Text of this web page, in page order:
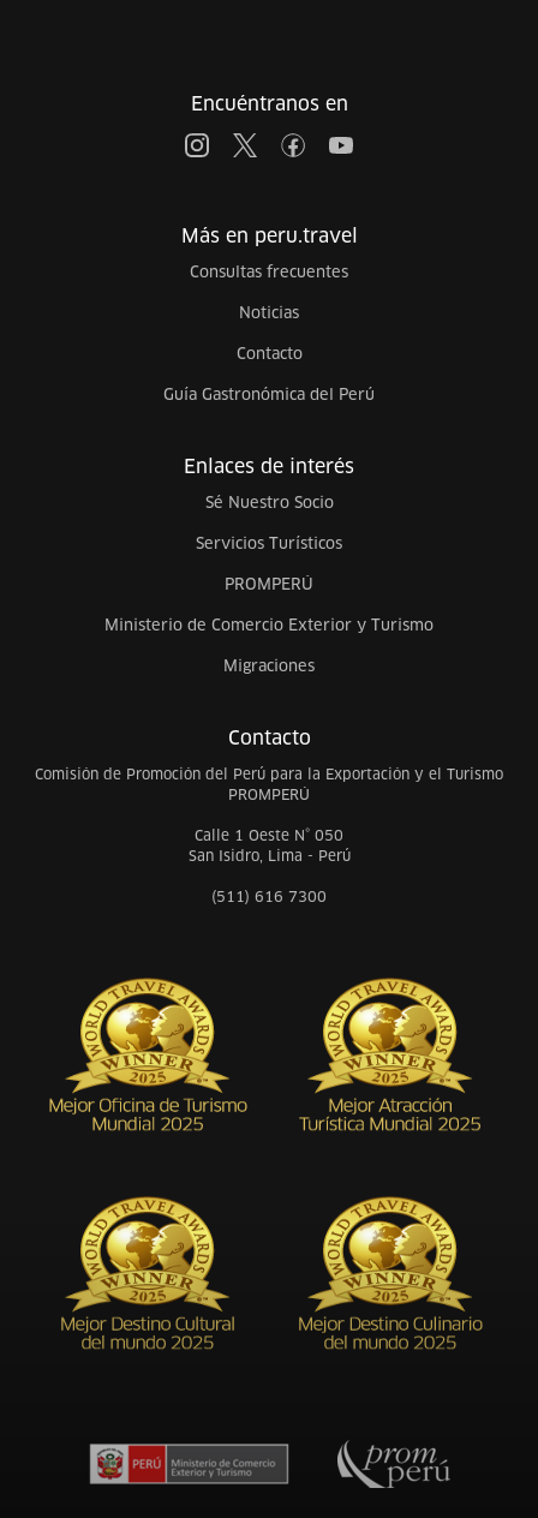
Encuéntranos en
Más en peru.travel
Consultas frecuentes
Noticias
Contacto
Guía Gastronómica del Perú
Enlaces de interés
Sé Nuestro Socio
Servicios Turísticos
PROMPERÚ
Ministerio de Comercio Exterior y Turismo
Migraciones
Contacto
Comisión de Promoción del Perú para la Exportación y el Turismo
PROMPERÚ
Calle 1 Oeste N° 050
San Isidro, Lima - Perú
(511) 616 7300